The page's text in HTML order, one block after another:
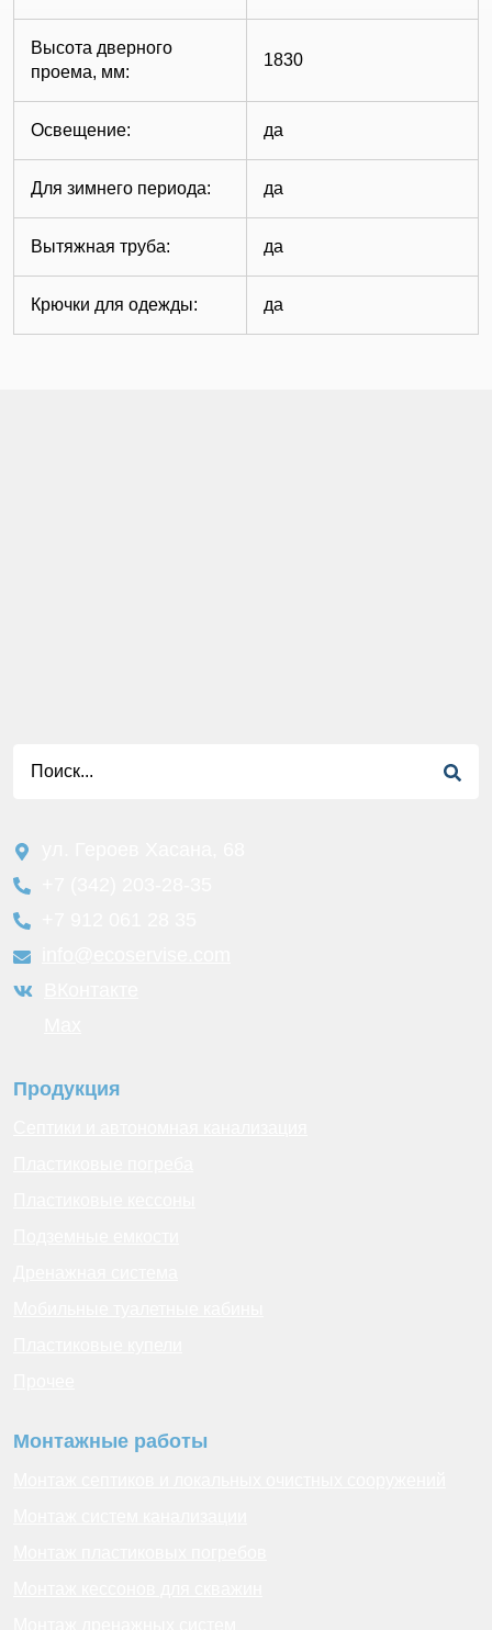
Высота дверного
проема, мм:
1830
Освещение: да
Для зимнего периода: да
Вытяжная труба: да
Крючки для одежды: да
Продукция
Монтажные работы